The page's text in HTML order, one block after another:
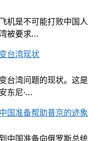
机是不可能打败中国人
被要求…
台湾现状
台湾问题的现状。这是
东尼·…
国准备帮助普京的迹象
中国准备向俄罗斯总统